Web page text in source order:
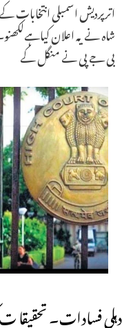
اترپردیش اسمبلی انتخابات
شاہ نے یہ اعلان
بی جے پی نے منگل کے
دہلی فسادات۔ تحقیقا